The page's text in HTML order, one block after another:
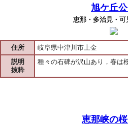
旭ケ丘
恵那・多治見・可
住所
岐阜県中津川市上金
説明
抜粋
種々の石碑が沢山あり，春は
恵那峡の